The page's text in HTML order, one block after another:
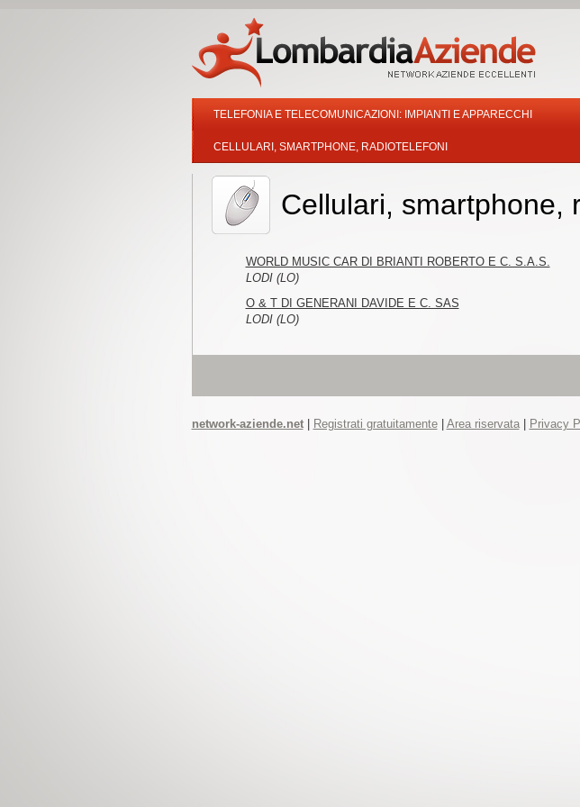
TELEFONIA E TELECOMUNICAZIONI: IMPIANTI E APPARECCHI
CELLULARI, SMARTPHONE, RADIOTELEFONI
Cellulari, smartphone,
WORLD MUSIC CAR DI BRIANTI ROBERTO E C. S.A.S.
LODI (LO)
O & T DI GENERANI DAVIDE E C. SAS
LODI (LO)
network-aziende.net| Registrati gratuitamente| Area riservata| Privacy